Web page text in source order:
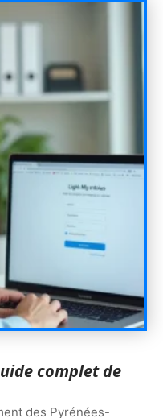
complet de
des Pyrénées-